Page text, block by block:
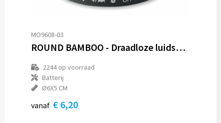
MO9608-03
ROUND BAMBOO - Draadloze luidspreker
2244op voorraad
Batterij
Ø6X5 CM
vanaf € 6,20